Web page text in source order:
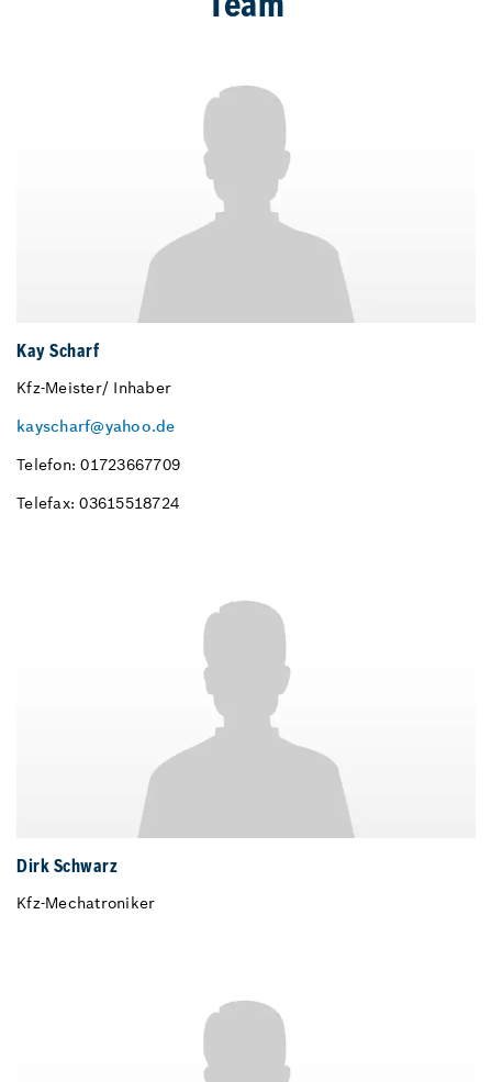
Team
Kay Scharf
Kfz-Meister/ Inhaber
kayscharf@yahoo.de
Telefon: 01723667709
Telefax: 03615518724
Dirk Schwarz
Kfz-Mechatroniker